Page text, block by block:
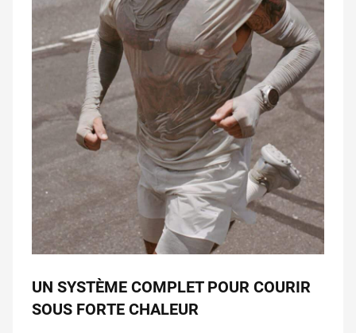
UN SYSTÈME COMPLET POUR COURIR
SOUS FORTE CHALEUR